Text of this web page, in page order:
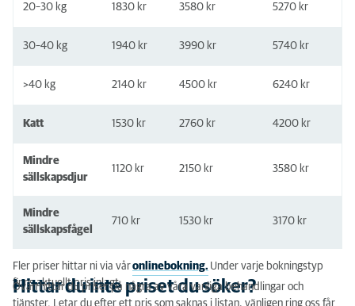
20–30 kg 1830 kr 3580 kr 5270 kr
30–40 kg 1940 kr 3990 kr 5740 kr
>40 kg 2140 kr 4500 kr 6240 kr
Katt 1530 kr 2760 kr 4200 kr
Mindre
sällskapsdjur
1120 kr 2150 kr 3580 kr
Mindre
sällskapsfågel
710 kr 1530 kr 3170 kr
Fler priser hittar ni via våronlinebokning. Under varje bokningstyp
finns aktuellt pris inlagt.
Hittar du inte priset du söker?
Ovan hittar du priser på några av våra vanliga behandlingar och
tjänster. Letar du efter ett pris som saknas i listan, vänligen ring oss får